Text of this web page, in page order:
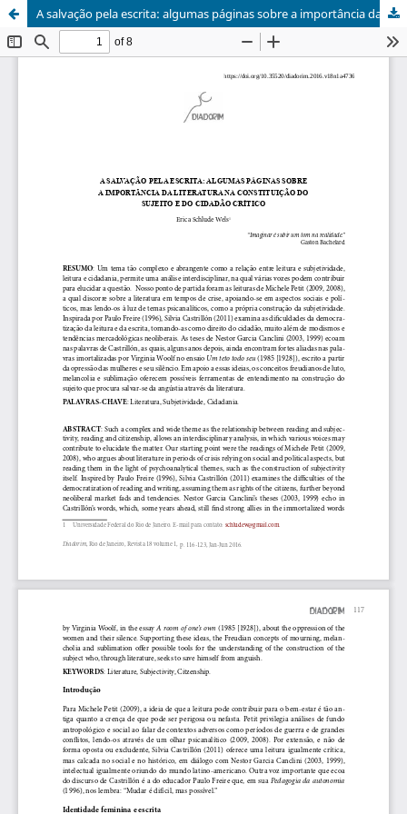
A salvação pela escrita: algumas páginas sobre a importância da literatura na constituição do sujeito e do cidadão crítico